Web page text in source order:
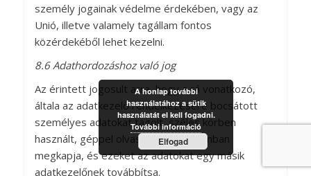
személy jogainak védelme érdekében, vagy az
Unió, illetve valamely tagállam fontos
közérdekéből lehet kezelni.
8.6 Adathordozáshoz való jog
Az érintett jogosult arra, hogy a rá vonatkozó,
általa az adatkezelő rendelkezésére bocsátott
személyes adatokat tagolt, széles körben
használt, géppel olvasható formátumban
megkapja, és ezeket az adatokat egy másik
adatkezelőnek továbbítsa.
A honlap további
használatához a sütik
használatát el kell fogadni.
További információ
Elfogad